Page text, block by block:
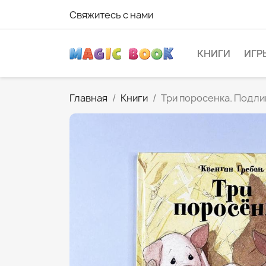
Свяжитесь с нами
КНИГИ
Главная Книги Три поросенка.